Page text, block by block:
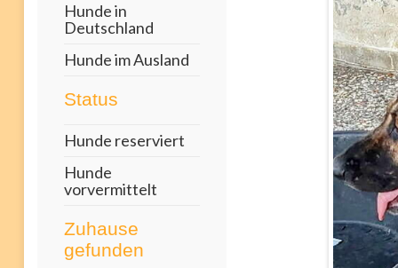
Hunde in
Deutschland
Hunde im Ausland
Status
Hunde reserviert
Hunde
vorvermittelt
Zuhause
gefunden